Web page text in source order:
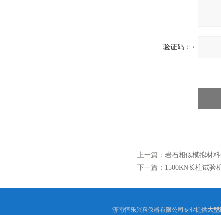
验证码：
上一篇： 岩石相似模拟材
下一篇： 1500KN长柱试验
济南恒乐兴科仪器有限公司专业提供大型